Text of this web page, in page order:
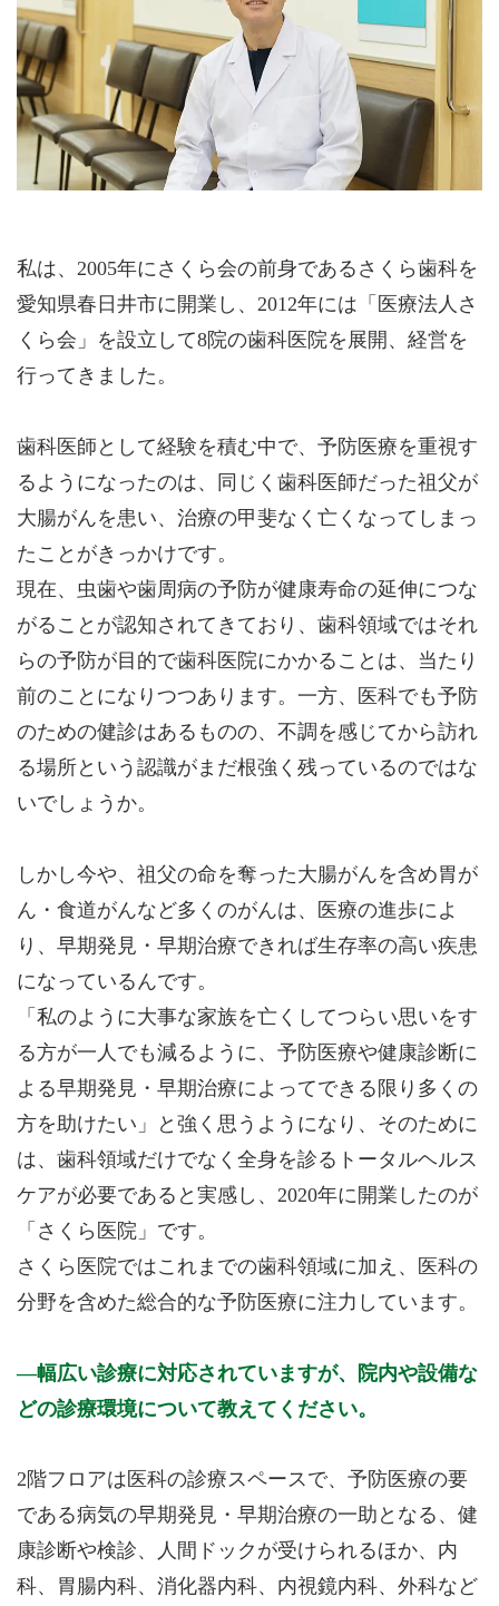
私は、2005年にさくら会の前身であるさくら歯科を
愛知県春日井市に開業し、2012年には「医療法人さ
くら会」を設立して8院の歯科医院を展開、経営を
行ってきました。
歯科医師として経験を積む中で、予防医療を重視す
るようになったのは、同じく歯科医師だった祖父が
大腸がんを患い、治療の甲斐なく亡くなってしまっ
たことがきっかけです。
現在、虫歯や歯周病の予防が健康寿命の延伸につな
がることが認知されてきており、歯科領域ではそれ
らの予防が目的で歯科医院にかかることは、当たり
前のことになりつつあります。一方、医科でも予防
のための健診はあるものの、不調を感じてから訪れ
る場所という認識がまだ根強く残っているのではな
いでしょうか。
しかし今や、祖父の命を奪った大腸がんを含め胃が
ん・食道がんなど多くのがんは、医療の進歩によ
り、早期発見・早期治療できれば生存率の高い疾患
になっているんです。
「私のように大事な家族を亡くしてつらい思いをす
る方が一人でも減るように、予防医療や健康診断に
よる早期発見・早期治療によってできる限り多くの
方を助けたい」と強く思うようになり、そのために
は、歯科領域だけでなく全身を診るトータルヘルス
ケアが必要であると実感し、2020年に開業したのが
「さくら医院」です。
さくら医院ではこれまでの歯科領域に加え、医科の
分野を含めた総合的な予防医療に注力しています。
幅広い診療に対応されていますが、院内や設備な
どの診療環境について教えてください。
2階フロアは医科の診療スペースで、予防医療の要
である病気の早期発見・早期治療の一助となる、健
康診断や検診、人間ドックが受けられるほか、内
科、胃腸内科、消化器内科、内視鏡内科、外科など